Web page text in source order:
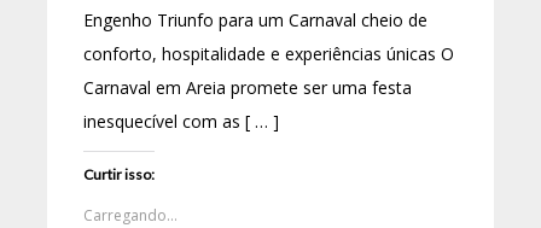
Engenho Triunfo para um Carnaval cheio de
conforto, hospitalidade e experiências únicas O
Carnaval em Areia promete ser uma festa
inesquecível com as [ … ]
Curtir isso:
Carregando...